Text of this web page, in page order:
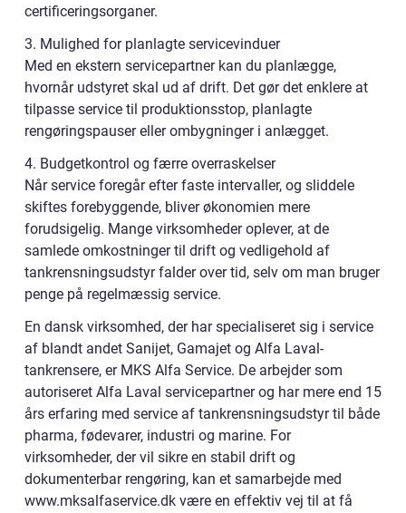
certificeringsorganer.
3. Mulighed for planlagte servicevinduer
Med en ekstern servicepartner kan du planlægge,
hvornår udstyret skal ud af drift. Det gør det enklere at
tilpasse service til produktionsstop, planlagte
rengøringspauser eller ombygninger i anlægget.
4. Budgetkontrol og færre overraskelser
Når service foregår efter faste intervaller, og sliddele
skiftes forebyggende, bliver økonomien mere
forudsigelig. Mange virksomheder oplever, at de
samlede omkostninger til drift og vedligehold af
tankrensningsudstyr falder over tid, selv om man bruger
penge på regelmæssig service.
En dansk virksomhed, der har specialiseret sig i service
af blandt andet Sanijet, Gamajet og Alfa Laval-
tankrensere, er MKS Alfa Service. De arbejder som
autoriseret Alfa Laval servicepartner og har mere end 15
års erfaring med service af tankrensningsudstyr til både
pharma, fødevarer, industri og marine. For
virksomheder, der vil sikre en stabil drift og
dokumenterbar rengøring, kan et samarbejde med
www.mksalfaservice.dk være en effektiv vej til at få